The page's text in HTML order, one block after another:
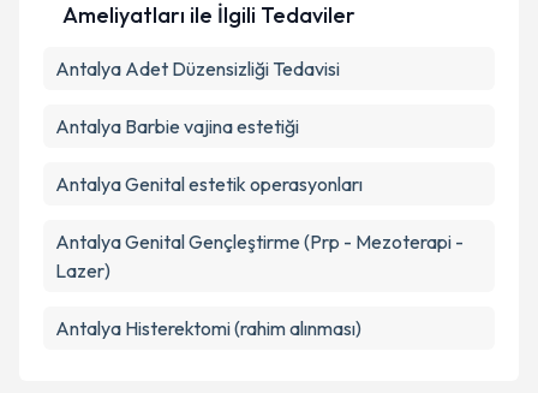
Ameliyatları ile İlgili Tedaviler
Antalya Adet Düzensizliği Tedavisi
Antalya Barbie vajina estetiği
Antalya Genital estetik operasyonları
Antalya Genital Gençleştirme (Prp - Mezoterapi -
Lazer)
Antalya Histerektomi (rahim alınması)